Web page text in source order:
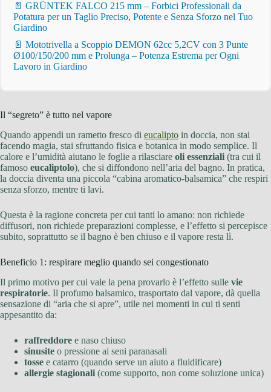
📄 GRÜNTEK FALCO 215 mm – Forbici Professionali da
Potatura per un Taglio Preciso, Potente e Senza Sforzo nel Tuo
Giardino
📄 Mototrivella a Scoppio DEMON 62cc 5,2CV con 3 Punte
Ø100/150/200 mm e Prolunga – Potenza Estrema per Ogni
Lavoro in Giardino
Il “segreto” è tutto nel vapore
Quando appendi un rametto fresco di eucalipto in doccia, non stai
facendo magia, stai sfruttando fisica e botanica in modo semplice. Il
calore e l’umidità aiutano le foglie a rilasciare oli essenziali (tra cui il
famoso eucaliptolo), che si diffondono nell’aria del bagno. In pratica,
la doccia diventa una piccola “cabina aromatico-balsamica” che respiri
senza sforzo, mentre ti lavi.
Questa è la ragione concreta per cui tanti lo amano: non richiede
diffusori, non richiede preparazioni complesse, e l’effetto si percepisce
subito, soprattutto se il bagno è ben chiuso e il vapore resta lì.
Beneficio 1: respirare meglio quando sei congestionato
Il primo motivo per cui vale la pena provarlo è l’effetto sulle vie
respiratorie. Il profumo balsamico, trasportato dal vapore, dà quella
sensazione di “aria che si apre”, utile nei momenti in cui ti senti
appesantito da:
raffreddore e naso chiuso
sinusite o pressione ai seni paranasali
tosse e catarro (quando serve un aiuto a fluidificare)
allergie stagionali (come supporto, non come soluzione unica)